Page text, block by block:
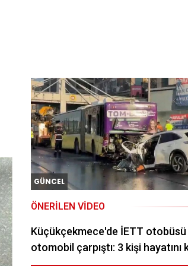
GÜNCEL
ÖNERILEN VIDEO
Küçükçekmece'de İETT otobüsü
otomobil çarpıştı: 3 kişi hayatını